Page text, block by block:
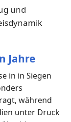
und
Jahre
in in Siegen
während
unter Druck